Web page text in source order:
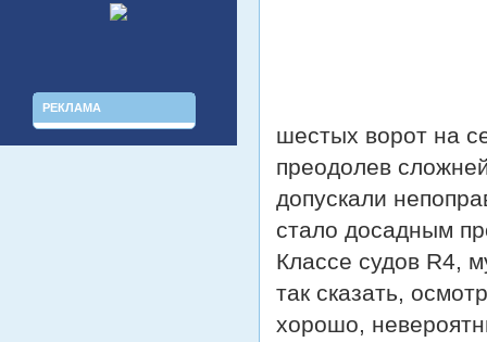
РЕКЛАМА
шестых ворот на
преодолев
допускали
стало досадным
Классе судов R4,
так сказать,
хорошо,